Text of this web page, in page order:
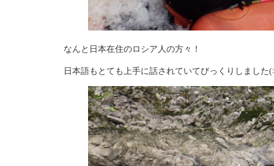
なんと日本在住のロシア人の方々！
日本語もとても上手に話されていてびっくりしました